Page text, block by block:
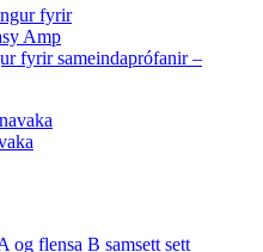
fyrir sameindaprófanir –